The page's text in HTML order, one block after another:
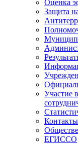
Оценка
Защита
Участие
Контакты
ЕГИССО